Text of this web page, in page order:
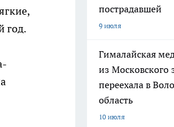
год.
пострадавшей
9 июля
Гималайская
из Московского
переехала в
область
10 июля